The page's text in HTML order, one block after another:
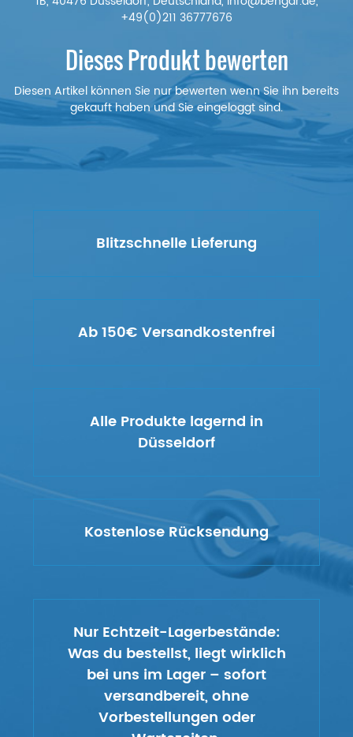
+49(0)211 36777676
Dieses Produkt bewerten
Diesen Artikel können Sie nur bewerten wenn Sie ihn bereits
gekauft haben und Sie eingeloggt sind.
Blitzschnelle Lieferung
Ab 150€ Versandkostenfrei
Alle Produkte lagernd in
Düsseldorf
Kostenlose Rücksendung
Nur Echtzeit-Lagerbestände:
Was du bestellst, liegt wirklich
bei uns im Lager – sofort
versandbereit, ohne
Vorbestellungen oder